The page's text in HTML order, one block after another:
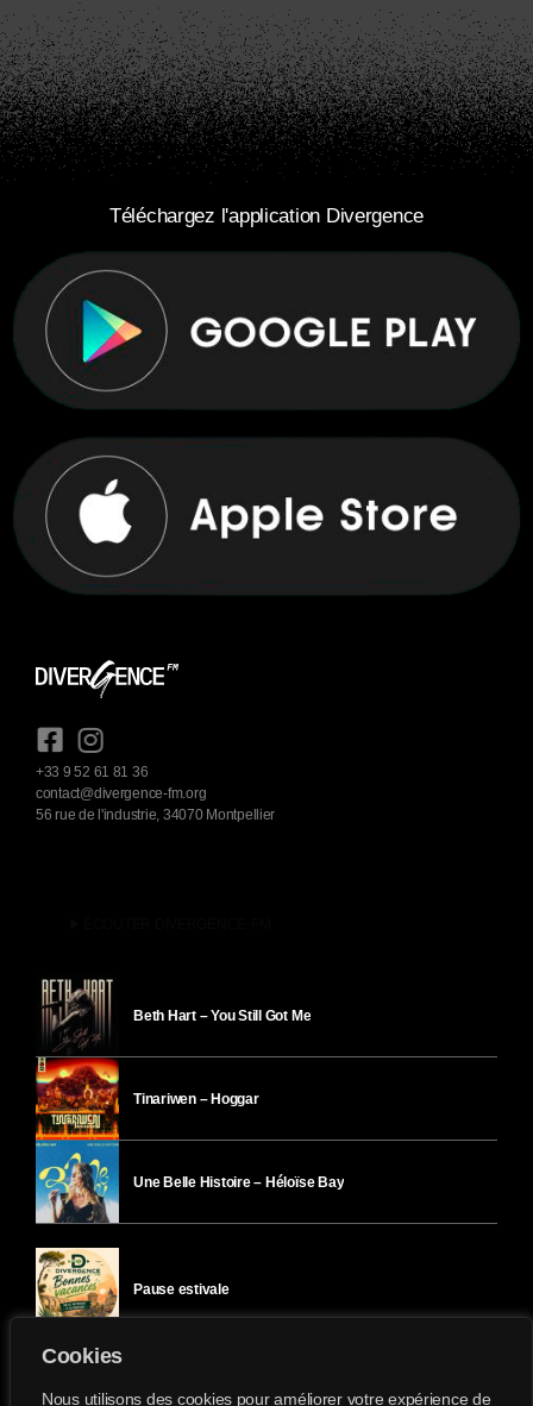
Cookies
Nous utilisons des cookies pour améliorer votre expérience de
Téléchargez l'application Divergence
+33 9 52 61 81 36
contact@divergence-fm.org
56 rue de l'industrie, 34070 Montpellier
Beth Hart – You Still Got Me
Tinariwen – Hoggar
Une Belle Histoire – Héloïse Bay
Pause estivale